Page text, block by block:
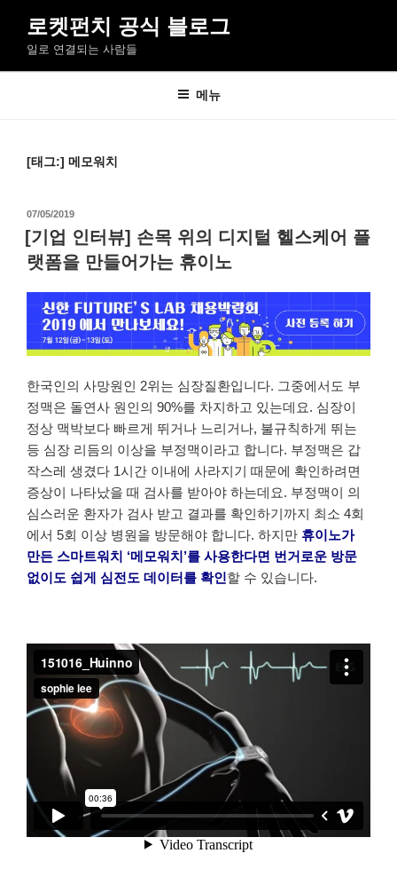
로
로켓펀치 공식 블로그
일로 연결되는 사람들
메뉴
[태그:] 메모워치
작
성
일
자
07/05/2019
[기업 인터뷰] 손목 위의 디지털 헬스케어 플
랫폼을 만들어가는 휴이노
한국인의 사망원인 2위는 심장질환입니다. 그중에서도 부
정맥은 돌연사 원인의 90%를 차지하고 있는데요. 심장이
정상 맥박보다 빠르게 뛰거나 느리거나, 불규칙하게 뛰는
등 심장 리듬의 이상을 부정맥이라고 합니다. 부정맥은 갑
작스레 생겼다 1시간 이내에 사라지기 때문에 확인하려면
증상이 나타났을 때 검사를 받아야 하는데요. 부정맥이 의
심스러운 환자가 검사 받고 결과를 확인하기까지 최소 4회
에서 5회 이상 병원을 방문해야 합니다. 하지만 휴이노가
만든 스마트워치 ‘메모워치’를 사용한다면 번거로운 방문
없이도 쉽게 심전도 데이터를 확인할 수 있습니다.